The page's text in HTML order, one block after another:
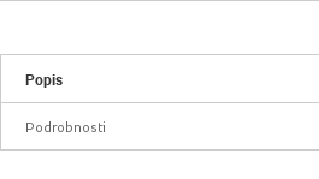
Popis
Podrobnosti